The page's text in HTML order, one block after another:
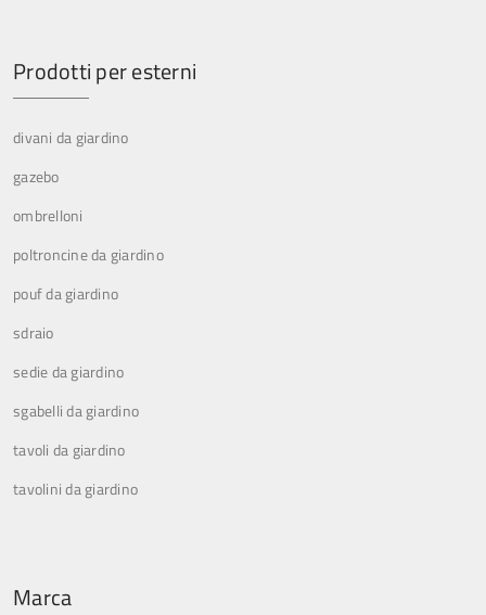
Prodotti per esterni
divani da giardino
gazebo
ombrelloni
poltroncine da giardino
pouf da giardino
sdraio
sedie da giardino
sgabelli da giardino
tavoli da giardino
tavolini da giardino
Marca